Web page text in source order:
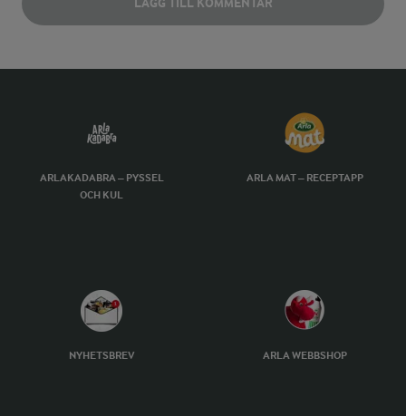
LÄGG TILL KOMMENTAR
ARLAKADABRA – PYSSEL
OCH KUL
ARLA MAT – RECEPTAPP
NYHETSBREV ARLA WEBBSHOP